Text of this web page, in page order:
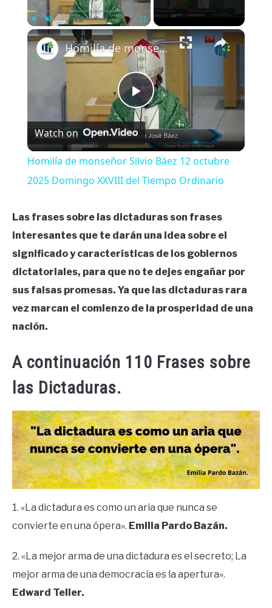
Unmute Fullscreen ×
Play
Video
Homilía de monseñor Silvio Báez 12 octubre 2025 Domingo XXVIII del Tiempo Ordinario
Watch on
Homilía de monseñor Silvio Báez 12 octubre
2025 Domingo XXVIII del Tiempo Ordinario
Las frases sobre las dictaduras son frases
interesantes que te darán una idea sobre el
significado y características de los gobiernos
dictatoriales, para que no te dejes engañar por
sus falsas promesas. Ya que las dictaduras rara
vez marcan el comienzo de la prosperidad de una
nación.
A continuación 110 Frases sobre
las Dictaduras.
1. «La dictadura es como un aria que nunca se
convierte en una ópera». Emilia Pardo Bazán.
2. «La mejor arma de una dictadura es el secreto; La
mejor arma de una democracia es la apertura».
Edward Teller.